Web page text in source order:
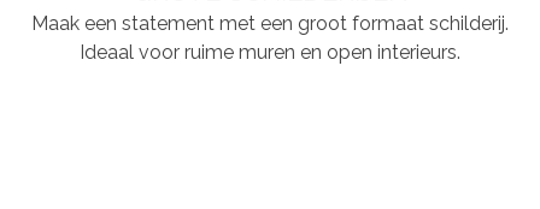
Maak een statement met een groot formaat schilderij.
Ideaal voor ruime muren en open interieurs.